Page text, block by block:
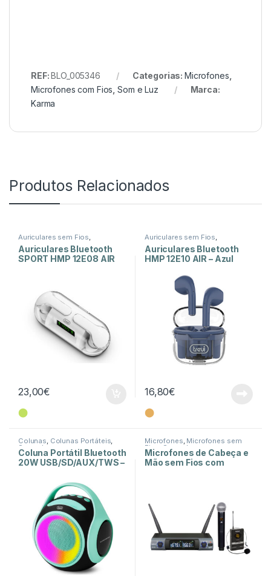
REF:BLO_005346 Categorias: Microfones
Microfones com Fios ,Som e Luz
Marca:
Karma
Produtos Relacionados
Auriculares sem Fios,
Auscultadores e Auriculares
Som e Luz
Auriculares Bluetooth
SPORT HMP 12E08 AIR
23,00€
⬤
Auriculares sem Fios,
Auscultadores e Auriculares
Som e Luz
Auriculares Bluetooth
HMP 12E10 AIR – Azul
16,80€
⬤
Colunas, Colunas Portáteis,
Som e Luz
Coluna Portátil Bluetooth
20W USB/SD/AUX/TWS –
Microfones, Microfones sem
Fios Som e Luz
Microfones de Cabeça e
Mão sem Fios com